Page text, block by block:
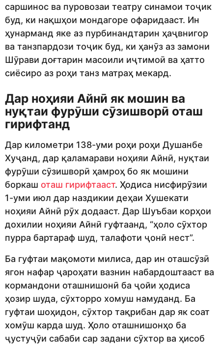
саршинос ва пуровозаи театру синамои тоҷик
буд, ки нақшҳои мондагоре офаридааст. Ин
ҳунарманд яке аз пурбинандтарин ҳаҷвнигор
ва танзпардози тоҷик буд, ки ҳанӯз аз замони
Шӯрави доғтарин масоили иҷтимоӣ ва ҳатто
сиёсиро аз роҳи танз матраҳ мекард.
Дар ноҳияи Айнӣ як мошин ва
нуқтаи фурӯши сӯзишворӣ оташ
гирифтанд
Дар километри 138-уми роҳи роҳи Душанбе
Хуҷанд, дар қаламарави ноҳияи Айнӣ, нуқтаи
фурӯши сӯзишворӣ ҳамроҳ бо як мошини
боркаш оташ гирифтааст. Ҳодиса нисфирӯзии
1-уми июл дар наздикии деҳаи Хушекати
ноҳияи Айнӣ рӯх додааст. Дар Шуъбаи корҳои
дохилии ноҳияи Айнӣ гуфтаанд, “ҳоло сӯхтор
пурра бартараф шуд, талафоти ҷонӣ нест”.
Ба гуфтаи мақомоти милиса, дар ин оташсӯзӣ
ягон нафар ҷароҳати вазнин набардоштааст ва
кормандони оташнишонӣ ба ҷойи ҳодиса
ҳозир шуда, сӯхторро хомуш намуданд. Ба
гуфтаи шоҳидон, сӯхтор тақрибан дар як соат
хомӯш карда шуд. Ҳоло оташнишонҳо ба
ҷустуҷӯи сабаби сар задани сӯхтор ва ҳисоб